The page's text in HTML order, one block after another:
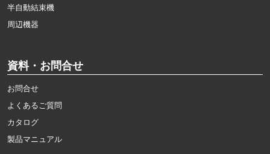
半自動結束機
周辺機器
資料・お問合せ
お問合せ
よくあるご質問
カタログ
製品マニュアル